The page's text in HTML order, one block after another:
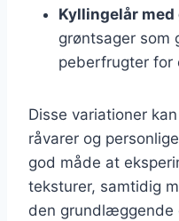
Kyllingelår
grøntsager som
peberfrugter for
Disse variationer
råvarer og
god måde at
teksturer, samtidig
den grundlæggende